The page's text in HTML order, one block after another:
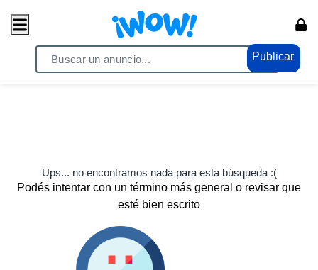
Publicar
Ups... no encontramos nada para esta búsqueda :(
Podés intentar con un término más general o revisar que
esté bien escrito